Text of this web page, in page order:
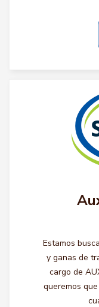
Estamos
y ganas de
cargo de
queremos